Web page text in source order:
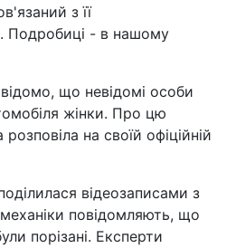
з її
Подробиці - в нашому
що невідомі особи
жінки. Про цю
на своїй офіційній
відеозаписами з
повідомляють, що
порізані. Експерти